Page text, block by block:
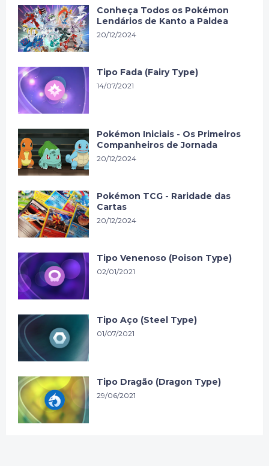
Conheça Todos os Pokémon
Lendários de Kanto a Paldea
20/12/2024
Tipo Fada (Fairy Type)
14/07/2021
Pokémon Iniciais - Os Primeiros
Companheiros de Jornada
20/12/2024
Pokémon TCG - Raridade das
Cartas
20/12/2024
Tipo Venenoso (Poison Type)
02/01/2021
Tipo Aço (Steel Type)
01/07/2021
Tipo Dragão (Dragon Type)
29/06/2021